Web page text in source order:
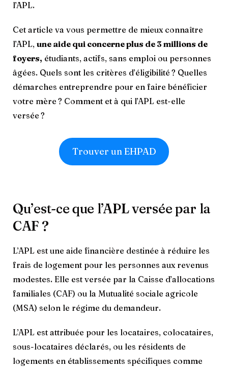
l’APL.
Cet article va vous permettre de mieux connaître
l’APL, une aide qui concerne plus de 3 millions de
foyers, étudiants, actifs, sans emploi ou personnes
âgées. Quels sont les critères d’éligibilité ? Quelles
démarches entreprendre pour en faire bénéficier
votre mère ? Comment et à qui l’APL est-elle
versée ?
Trouver un EHPAD
Qu’est-ce que l’APL versée par la
CAF ?
L’APL est une aide financière destinée à réduire les
frais de logement pour les personnes aux revenus
modestes. Elle est versée par la Caisse d’allocations
familiales (CAF) ou la Mutualité sociale agricole
(MSA) selon le régime du demandeur.
L’APL est attribuée pour les locataires, colocataires,
sous-locataires déclarés, ou les résidents de
logements en établissements spécifiques comme